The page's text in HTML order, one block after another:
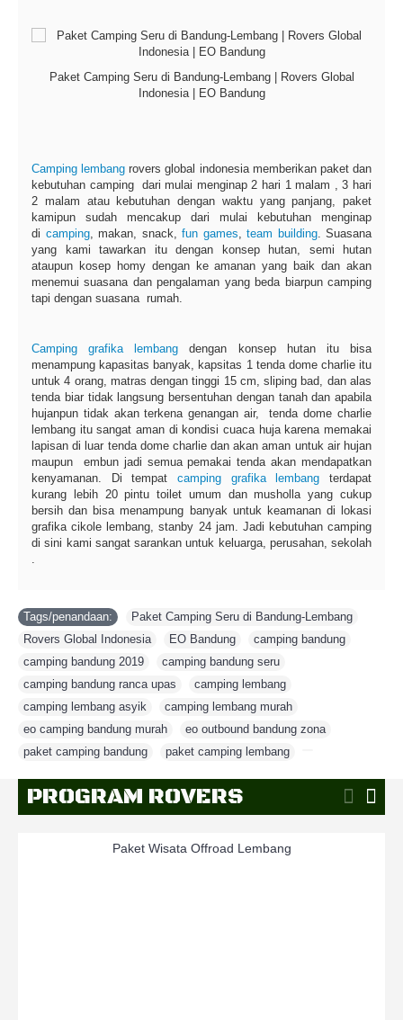
Paket Camping Seru di Bandung-Lembang | Rovers Global
Indonesia | EO Bandung
Camping lembang rovers global indonesia memberikan paket dan
kebutuhan camping dari mulai menginap 2 hari 1 malam , 3 hari
2 malam atau kebutuhan dengan waktu yang panjang, paket
kamipun sudah mencakup dari mulai kebutuhan menginap
di camping, makan, snack, fun games, team building. Suasana
yang kami tawarkan itu dengan konsep hutan, semi hutan
ataupun kosep homy dengan ke amanan yang baik dan akan
menemui suasana dan pengalaman yang beda biarpun camping
tapi dengan suasana rumah.
Camping grafika lembang dengan konsep hutan itu bisa
menampung kapasitas banyak, kapsitas 1 tenda dome charlie itu
untuk 4 orang, matras dengan tinggi 15 cm, sliping bad, dan alas
tenda biar tidak langsung bersentuhan dengan tanah dan apabila
hujanpun tidak akan terkena genangan air, tenda dome charlie
lembang itu sangat aman di kondisi cuaca huja karena memakai
lapisan di luar tenda dome charlie dan akan aman untuk air hujan
maupun embun jadi semua pemakai tenda akan mendapatkan
kenyamanan. Di tempat camping grafika lembang terdapat
kurang lebih 20 pintu toilet umum dan musholla yang cukup
bersih dan bisa menampung banyak untuk keamanan di lokasi
grafika cikole lembang, stanby 24 jam. Jadi kebutuhan camping
di sini kami sangat sarankan untuk keluarga, perusahan, sekolah
.
Tags/penandaan: Paket Camping Seru di Bandung-Lembang
Rovers Global Indonesia
EO Bandung camping bandung
camping bandung 2019
camping bandung seru
camping bandung ranca upas
camping lembang
camping lembang asyik
camping lembang murah
eo camping bandung murah
eo outbound bandung zona
paket camping bandung
paket camping lembang
PROGRAM ROVERS
Paket Wisata Offroad Lembang